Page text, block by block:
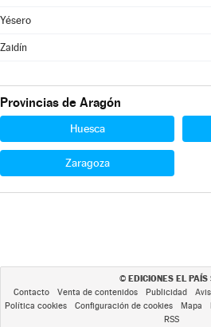
Yésero
Zaidín
Provincias de Aragón
Huesca
Zaragoza
© EDICIONES EL PAÍS
Contacto Venta de contenidos Publicidad
Política cookies
Configuración de cookies Mapa
RSS